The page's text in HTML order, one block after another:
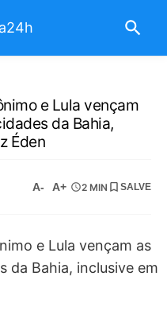
e Lula vençam
da Bahia,
Éden
A- A+ 2 MIN SALVE